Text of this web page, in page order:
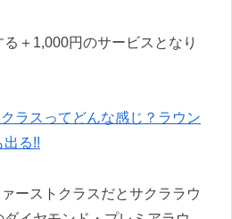
＋1,000円のサービスとなり
ラスってどんな感じ？ラウン
出る!!
ーストクラスだとサクララウ